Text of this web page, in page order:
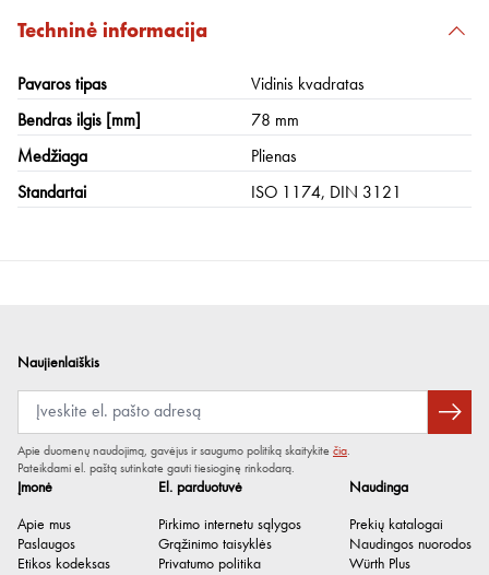
Techninė informacija
Pavaros tipas Vidinis kvadratas
Bendras ilgis [mm] 78 mm
Medžiaga Plienas
Standartai ISO 1174, DIN 3121
Įmonė
Apie mus
Paslaugos
Etikos kodeksas
El. parduotuvė
Pirkimo internetu sąlygos
Grąžinimo taisyklės
Privatumo politika
Naudinga
Prekių katalogai
Naudingos nuorodos
Würth Plus
Naujienlaiškis
Apie duomenų naudojimą, gavėjus ir saugumo politiką skaitykite čia.
Pateikdami el. paštą sutinkate gauti tiesioginę rinkodarą.